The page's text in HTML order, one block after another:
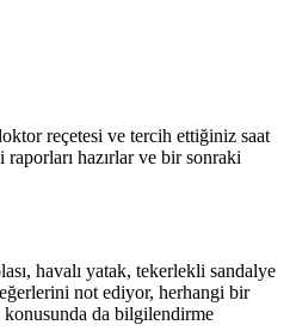
reçetesi ve tercih ettiğiniz saat
hazırlar ve bir sonraki
havalı yatak, tekerlekli sandalye
not ediyor, herhangi bir
konusunda da bilgilendirme